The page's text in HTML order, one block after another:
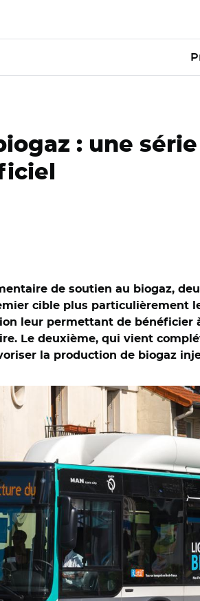
: une
de soutien au biogaz,
cible plus particulièrement
leur permettant de
Le deuxième, qui vient
la production de biogaz